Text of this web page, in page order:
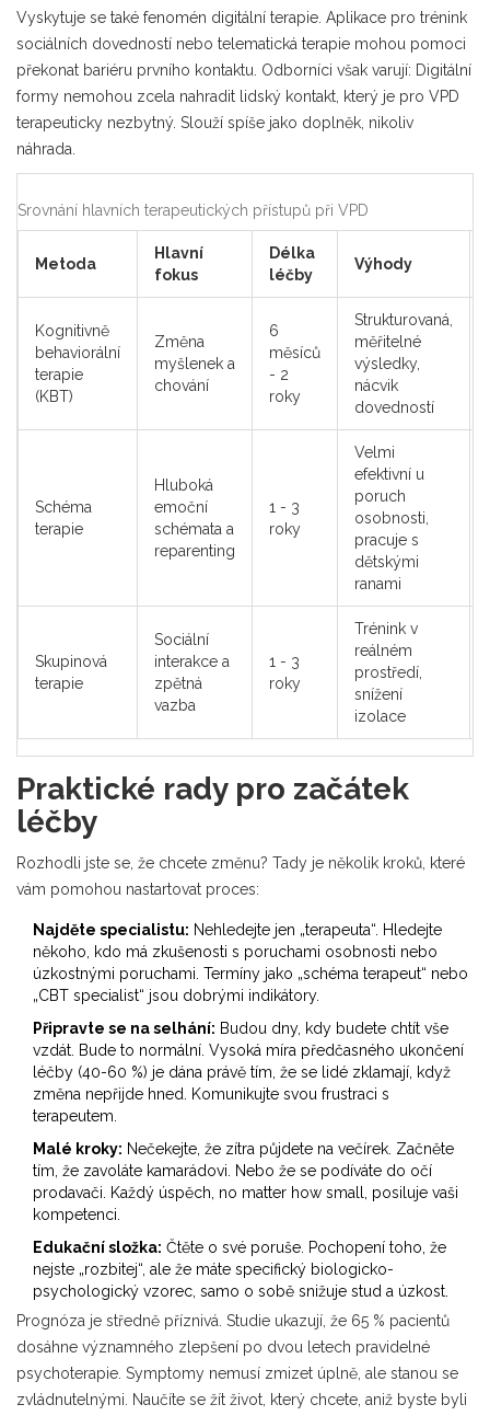
Vyskytuje se také fenomén digitální terapie. Aplikace pro trénink
sociálních dovedností nebo telematická terapie mohou pomoci
překonat bariéru prvního kontaktu. Odborníci však varují: Digitální
formy nemohou zcela nahradit lidský kontakt, který je pro VPD
terapeuticky nezbytný. Slouží spíše jako doplněk, nikoliv
náhrada.
Srovnání hlavních terapeutických přístupů při VPD
Metoda
Hlavní
fokus
Délka
léčby
Výhody
Kognitivně
behaviorální
terapie
(KBT)
Změna
myšlenek a
chování
6
měsíců
- 2
roky
Strukturovaná,
měřitelné
výsledky,
nácvik
dovedností
Schéma
terapie
Hluboká
emoční
schémata a
reparenting
1 - 3
roky
Velmi
efektivní u
poruch
osobnosti,
pracuje s
dětskými
ranami
Skupinová
terapie
Sociální
interakce a
zpětná
vazba
1 - 3
roky
Trénink v
reálném
prostředí,
snížení
izolace
Praktické rady pro začátek
léčby
Rozhodli jste se, že chcete změnu? Tady je několik kroků, které
vám pomohou nastartovat proces:
Najděte specialistu: Nehledejte jen „terapeuta“. Hledejte
někoho, kdo má zkušenosti s poruchami osobnosti nebo
úzkostnými poruchami. Termíny jako „schéma terapeut“ nebo
„CBT specialist“ jsou dobrými indikátory.
Připravte se na selhání: Budou dny, kdy budete chtít vše
vzdát. Bude to normální. Vysoká míra předčasného ukončení
léčby (40-60 %) je dána právě tím, že se lidé zklamají, když
změna nepřijde hned. Komunikujte svou frustraci s
terapeutem.
Malé kroky: Nečekejte, že zítra půjdete na večírek. Začněte
tím, že zavoláte kamarádovi. Nebo že se podíváte do očí
prodavači. Každý úspěch, no matter how small, posiluje vaši
kompetenci.
Edukační složka: Čtěte o své poruše. Pochopení toho, že
nejste „rozbitej“, ale že máte specifický biologicko-
psychologický vzorec, samo o sobě snižuje stud a úzkost.
Prognóza je středně příznivá. Studie ukazují, že 65 % pacientů
dosáhne významného zlepšení po dvou letech pravidelné
psychoterapie. Symptomy nemusí zmizet úplně, ale stanou se
zvládnutelnými. Naučíte se žít život, který chcete, aniž byste byli